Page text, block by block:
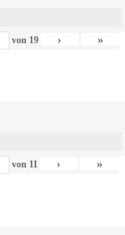
von 19 › »
von 11 › »